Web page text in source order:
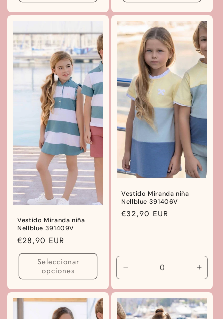
Vestido Miranda niña
Nellblue 391409V
Precio
habitual
€28,90 EUR
Seleccionar
opciones
Vestido Miranda niña
Nellblue 391406V
Precio
€32,90 EUR
cantidad
para
10
años
para
10
años